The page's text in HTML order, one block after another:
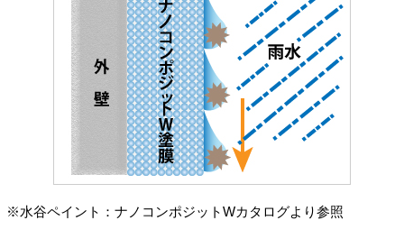
※水谷ペイント：ナノコンポジットWカタログより参照